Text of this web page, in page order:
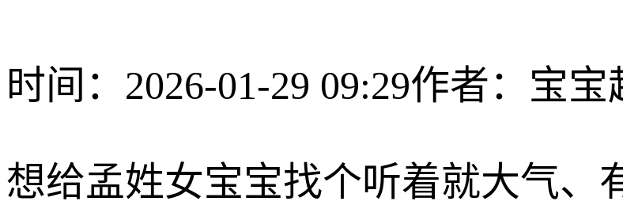
时间：2026-01-29 09:29作者：宝宝
想给孟姓女宝宝找个听着就大气、